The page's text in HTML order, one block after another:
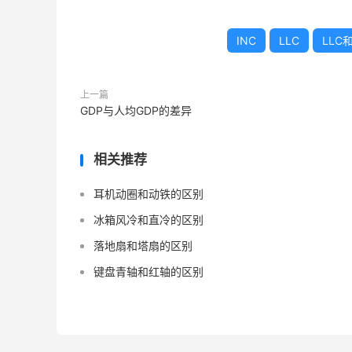
INC LLC LLC
上一篇
GDP与人均GDP的差异
相关推荐
耳机动圈和动铁的区别
冰箱风冷和直冷的区别
落地扇和塔扇的区别
键盘青轴和红轴的区别